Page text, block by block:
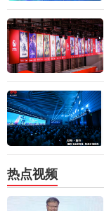
热点视频